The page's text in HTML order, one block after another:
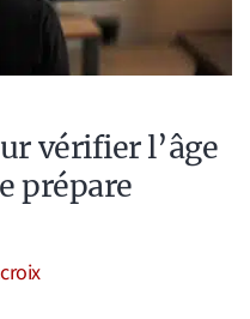
vérifier l’âge
prépare